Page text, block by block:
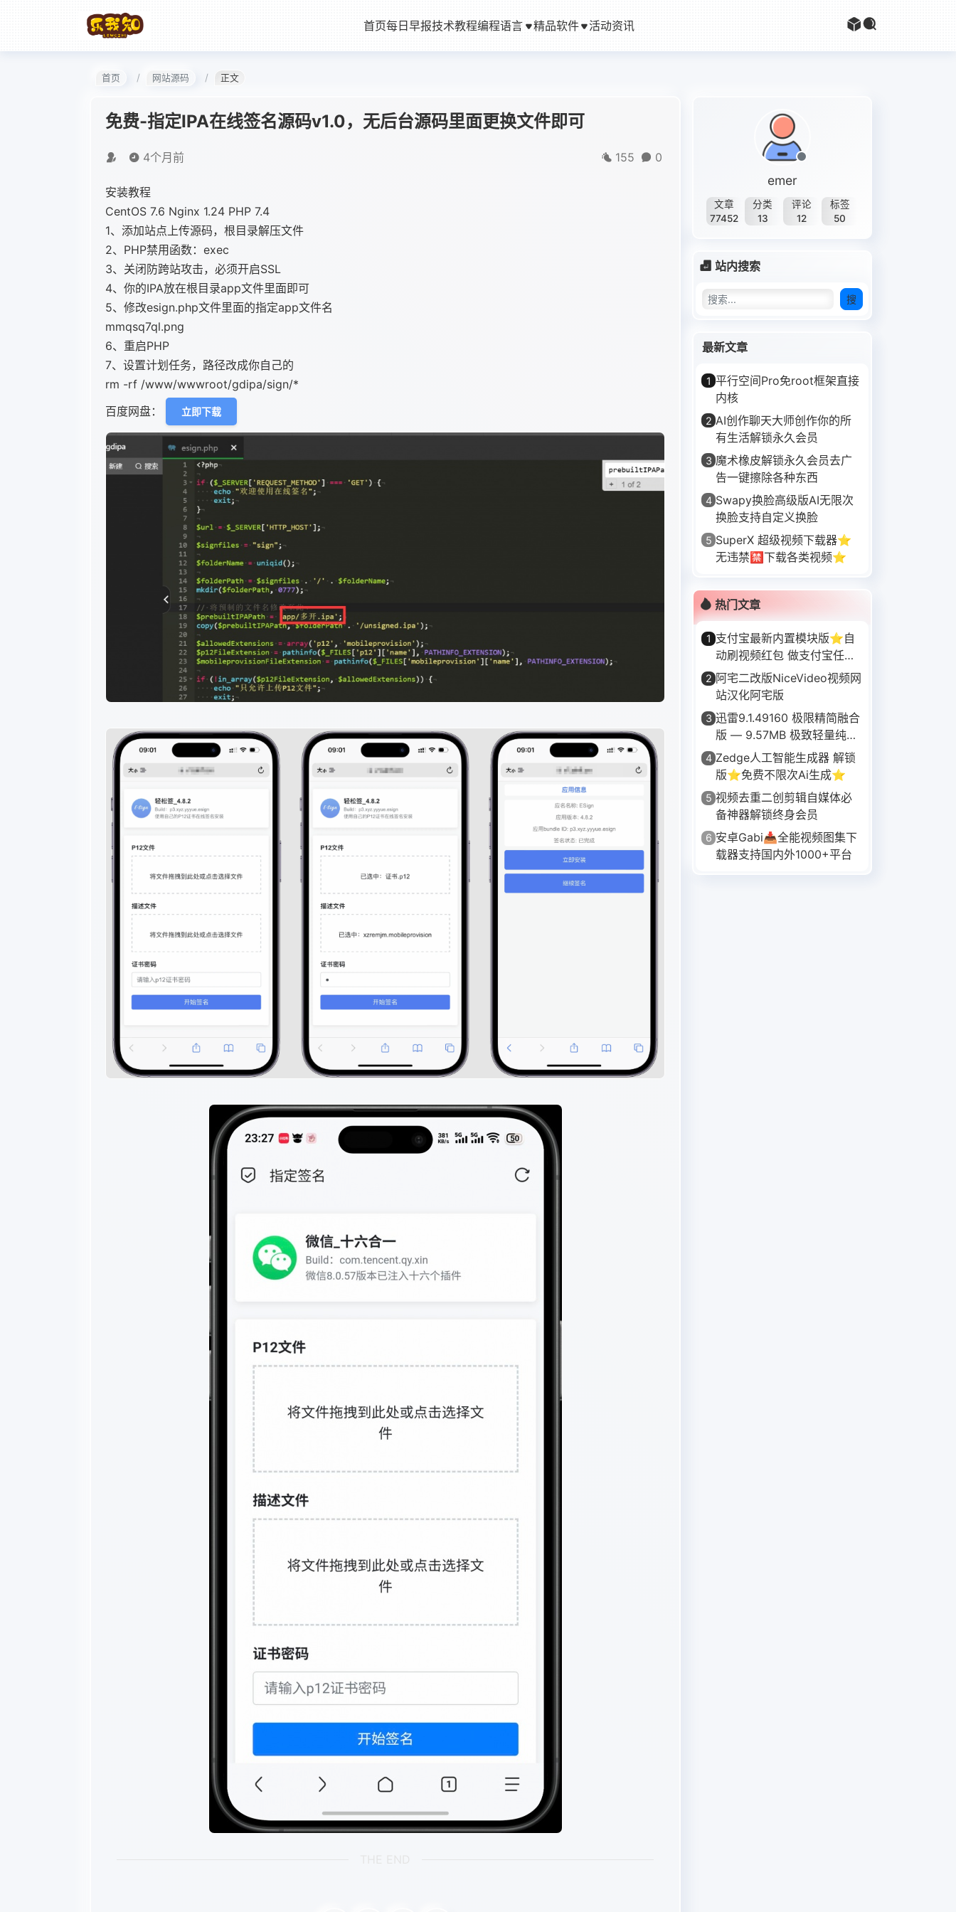
首页每日早报技术教程编程语言 精品软件 活动资讯
首页 网站源码 正文
免费-指定IPA在线签名源码v1.0，无后台源码里面更换文件即可
4个月前 155 0
安装教程
CentOS 7.6 Nginx 1.24 PHP 7.4
1、添加站点上传源码，根目录解压文件
2、PHP禁用函数：exec
3、关闭防跨站攻击，必须开启SSL
4、你的IPA放在根目录app文件里面即可
5、修改esign.php文件里面的指定app文件名
mmqsq7ql.png
6、重启PHP
7、设置计划任务，路径改成你自己的
rm -rf /www/wwwroot/gdipa/sign/*
百度网盘：
立即下载
emer
文章
77452
分类
13
评论
12
标签
50
站内搜索
搜
最新文章
1 平行空间Pro免root框架直接
内核
2 AI创作聊天大师创作你的所
有生活解锁永久会员
3 魔术橡皮解锁永久会员去广
告一键擦除各种东西
4 Swapy换脸高级版AI无限次
换脸支持自定义换脸
5 SuperX 超级视频下载器⭐
无违禁🈲下载各类视频⭐
热门文章
1 支付宝最新内置模块版⭐自
动刷视频红包 做支付宝任务
等⭐
2 阿宅二改版NiceVideo视频网
站汉化阿宅版
3 迅雷9.1.49160 极限精简融合
版 — 9.57MB 极致轻量纯净
下载
4 Zedge人工智能生成器 解锁
版⭐免费不限次Ai生成⭐
5 视频去重二创剪辑自媒体必
备神器解锁终身会员
6 安卓Gabi📥全能视频图集下
载器支持国内外1000+平台